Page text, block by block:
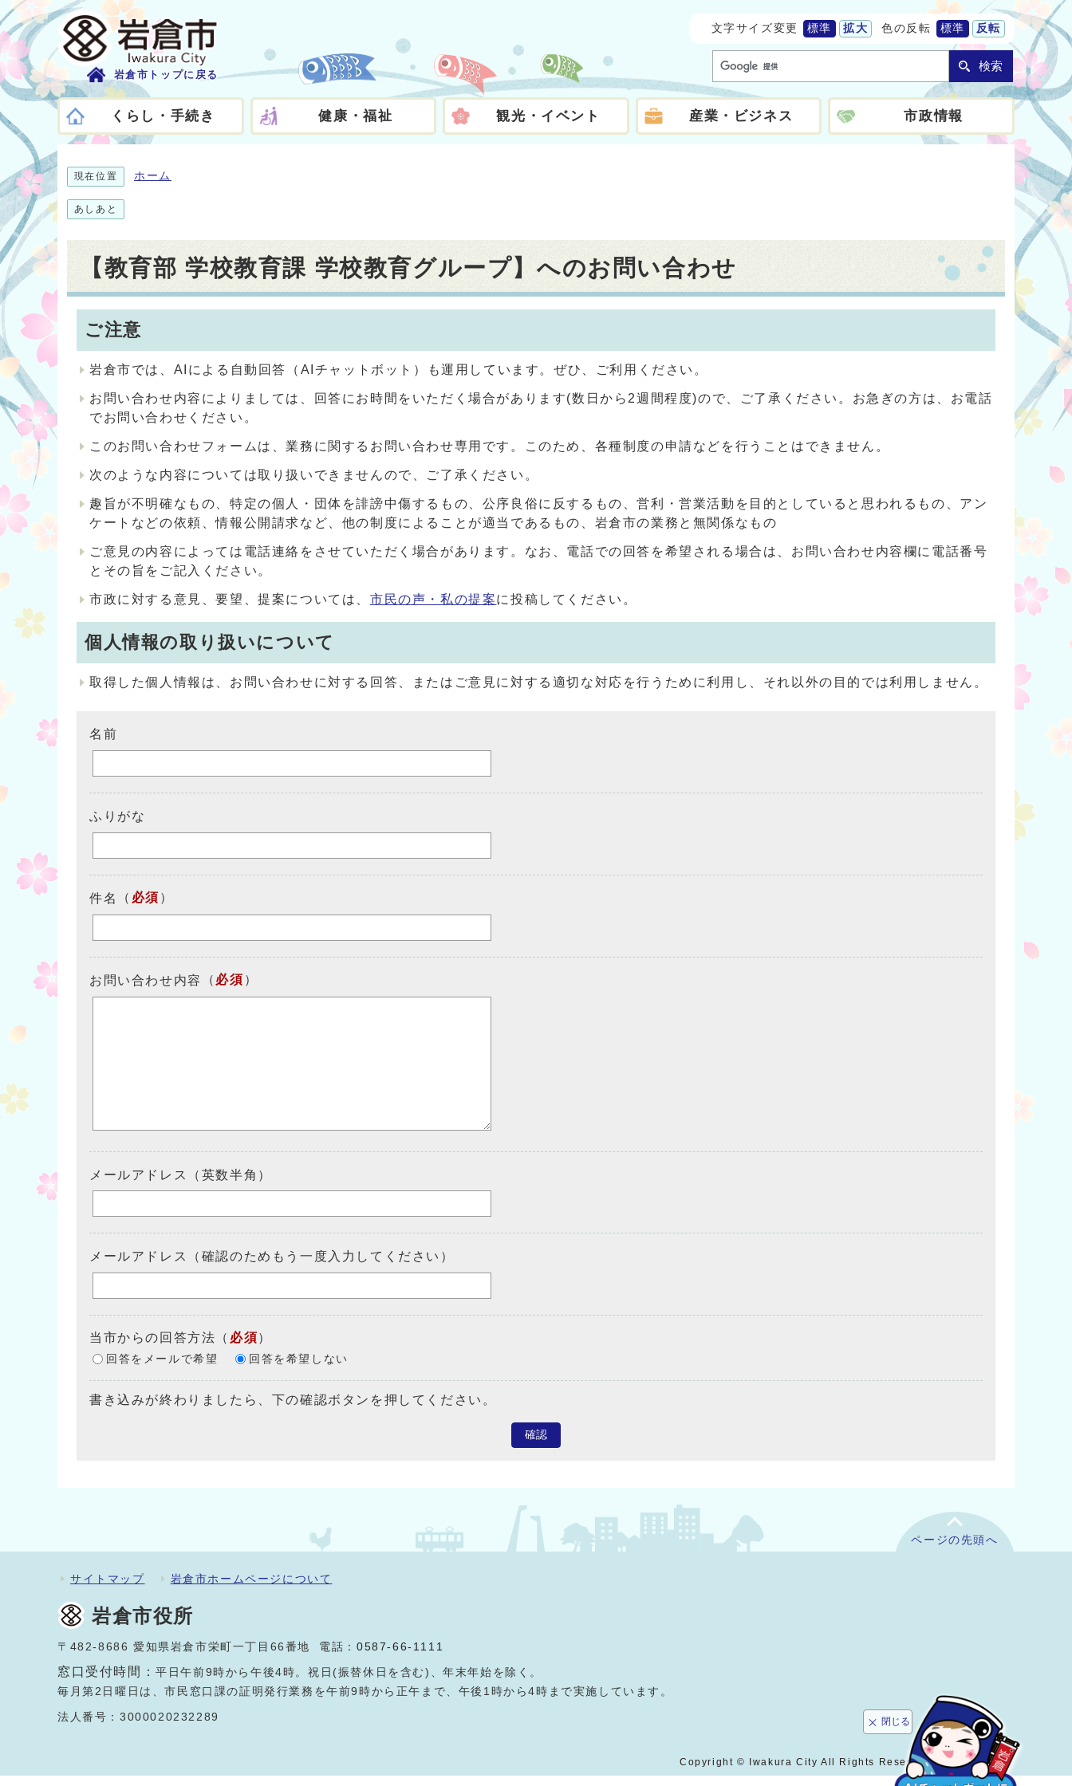
岩倉市トップに戻る
文字サイズ変更 標準 拡大 色の反転 標準 反転
検索
くらし・手続き 健康・福祉 観光・イベント 産業・ビジネス 市政情報
現在位置 ホーム
あしあと
【教育部 学校教育課 学校教育グループ】へのお問い合わせ
ご注意
岩倉市では、AIによる自動回答（AIチャットボット）も運用しています。ぜひ、ご利用ください。
お問い合わせ内容によりましては、回答にお時間をいただく場合があります(数日から2週間程度)ので、ご了承ください。お急ぎの方は、お電話
でお問い合わせください。
このお問い合わせフォームは、業務に関するお問い合わせ専用です。このため、各種制度の申請などを行うことはできません。
次のような内容については取り扱いできませんので、ご了承ください。
趣旨が不明確なもの、特定の個人・団体を誹謗中傷するもの、公序良俗に反するもの、営利・営業活動を目的としていると思われるもの、アン
ケートなどの依頼、情報公開請求など、他の制度によることが適当であるもの、岩倉市の業務と無関係なもの
ご意見の内容によっては電話連絡をさせていただく場合があります。なお、電話での回答を希望される場合は、お問い合わせ内容欄に電話番号
とその旨をご記入ください。
市政に対する意見、要望、提案については、 市民の声・私の提案に投稿してください。
個人情報の取り扱いについて
取得した個人情報は、お問い合わせに対する回答、またはご意見に対する適切な対応を行うために利用し、それ以外の目的では利用しません。
名前
ふりがな
件名 （ 必須 ）
お問い合わせ内容 （ 必須 ）
メールアドレス（英数半角）
メールアドレス（確認のためもう一度入力してください）
当市からの回答方法 （ 必須）
回答をメールで希望 回答を希望しない
書き込みが終わりましたら、下の確認ボタンを押してください。
確認
閉じる
ページの先頭へ
サイトマップ 岩倉市ホームページについて
岩倉市役所
〒482-8686 愛知県岩倉市栄町一丁目66番地 電話：0587-66-1111
窓口受付時間：平日午前9時から午後4時。祝日(振替休日を含む)、年末年始を除く。
毎月第2日曜日は、市民窓口課の証明発行業務を午前9時から正午まで、午後1時から4時まで実施しています。
法人番号：3000020232289
Copyright © Iwakura City All Rights Reserved.